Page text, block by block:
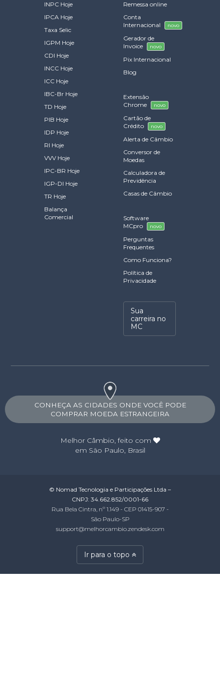
INPC Hoje
IPCA Hoje
Taxa Selic
IGPM Hoje
CDI Hoje
INCC Hoje
ICC Hoje
IBC-Br Hoje
TD Hoje
PIB Hoje
IDP Hoje
RI Hoje
VVV Hoje
IPC-BR Hoje
IGP-DI Hoje
TR Hoje
Balança
Comercial
Remessa online
Conta
Internacional
novo
Gerador de
Invoice
novo
Pix Internacional
Blog
Extensão
Chrome
novo
Cartão de
Crédito
novo
Alerta de Câmbio
Conversor de
Moedas
Calculadora de
Previdência
Casas de Câmbio
Software
MCpro
novo
Perguntas
Frequentes
Como Funciona?
Política de
Privacidade
Sua
carreira no
MC
CONHEÇA AS CIDADES ONDE VOCÊ PODE
COMPRAR MOEDA ESTRANGEIRA
Melhor Câmbio, feito com
em São Paulo, Brasil
© Nomad Tecnologia e Participações Ltda –
CNPJ: 34.662.852/0001-66
Rua Bela Cintra, nº 1.149 - CEP 01415-907 -
São Paulo-SP
support@melhorcambio.zendesk.com
Ir para o topo